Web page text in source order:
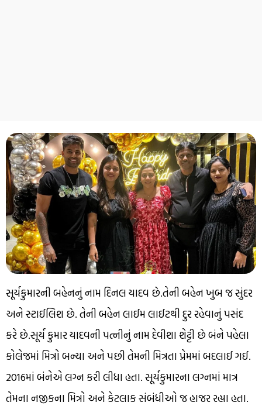
સૂર્યકુમારની બહેનનું નામ દિનલ યાદવ છે.તેની બહેન ખુબ જ સુંદર
અને સ્ટાઈલિશ છે. તેની બહેન લાઈમ લાઈટથી દુર રહેવાનું પસંદ
કરે છે.સૂર્ય કુમાર યાદવની પત્નીનું નામ દેવીશા શેટ્ટી છે બંને પહેલા
કોલેજમાં મિત્રો બન્યા અને પછી તેમની મિત્રતા પ્રેમમાં બદલાઈ ગઈ.
2016માં બંનેએ લગ્ન કરી લીધા હતા. સૂર્યકુમારના લગ્નમાં માત્ર
તેમના નજીકના મિત્રો અને કેટલાક સંબંધીઓ જ હાજર રહ્યા હતા.